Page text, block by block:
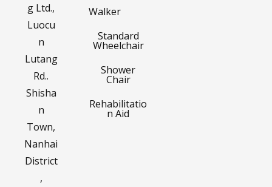
g Ltd.,
Luocu
n
Lutang
Rd..
Shisha
n
Town,
Nanhai
District
,
Walker
Standard
Wheelchair
Shower
Chair
Rehabilitatio
n Aid